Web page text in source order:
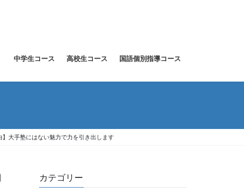
中学生コース 高校生コース 国語個別指導コース
大手塾にはない魅力で力を引き出します
カテゴリー